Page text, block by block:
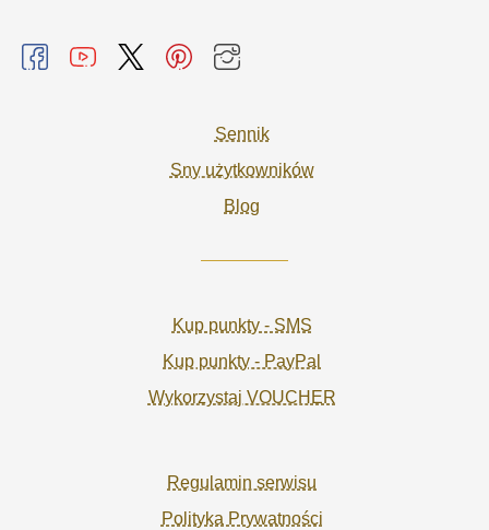
Sennik
Sny użytkowników
Blog
Kup punkty - SMS
Kup punkty - PayPal
Wykorzystaj VOUCHER
Regulamin serwisu
Polityka Prywatności